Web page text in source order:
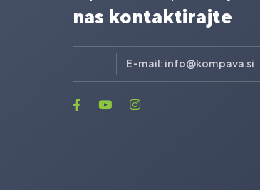
nas kontaktirajte
E-mail: info@kompava.si